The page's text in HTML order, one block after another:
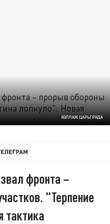
КОЛЛАЖ ЦАРЬГРАДА
фронта –
"Терпение
тактика